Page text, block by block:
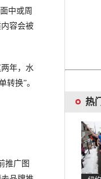
中或周
容会被
年，水
转换”。
推广图
热